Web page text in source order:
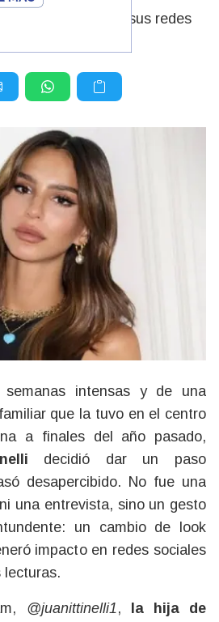
hizo un posteo en sus redes
que la tuvo en el centro
a finales del año pasado,
decidió dar un paso
desapercibido. No fue una
una entrevista, sino un gesto
un cambio de look
impacto en redes sociales
lecturas.
@juanittinelli1,
la hija de